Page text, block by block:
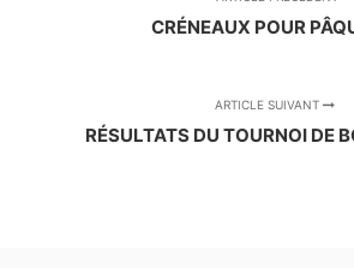
CRÉNEAUX POUR
ARTICLE SUIVANT
RÉSULTATS DU TOURNOI DE